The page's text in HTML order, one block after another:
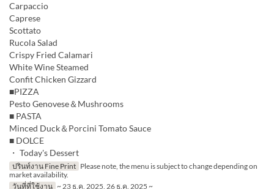
Carpaccio
Caprese
Scottato
Rucola Salad
Crispy Fried Calamari
White Wine Steamed
Confit Chicken Gizzard
■PIZZA
Pesto Genovese＆Mushrooms
■ PASTA
Minced Duck＆Porcini Tomato Sauce
■ DOLCE
・ Today's Dessert
ปรินท์งาน Fine Print Please note, the menu is subject to change depending on
market availability.
วันที่ที่ใช้งาน ~ 23 ธ.ค. 2025, 26 ธ.ค. 2025 ~